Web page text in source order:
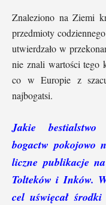
Znaleziono na Ziemi
przedmioty
utwierdzało w
nie znali wartości tego
co w Europie z
najbogatsi.
Jakie bestialstwo
bogactw pokojowo
liczne publikacje
Tolteków i Inków.
cel uświęcał